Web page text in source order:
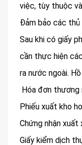
việc, tùy thuộc
Đảm bảo các thủ
Sau khi có giấy
cần thực hiện
ra nước ngoài.
Hóa đơn thương
Phiếu xuất kho
Chứng nhận xuất
Giấy kiểm dịch